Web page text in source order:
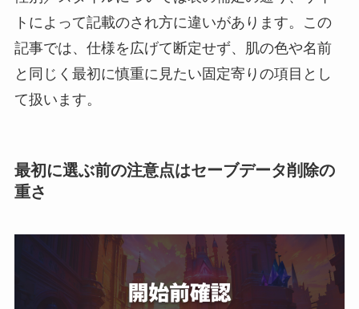
トによって記載のされ方に違いがあります。この
記事では、仕様を広げて断定せず、肌の色や名前
と同じく最初に慎重に見たい固定寄りの項目とし
て扱います。
最初に選ぶ前の注意点はセーブデータ削除の
重さ